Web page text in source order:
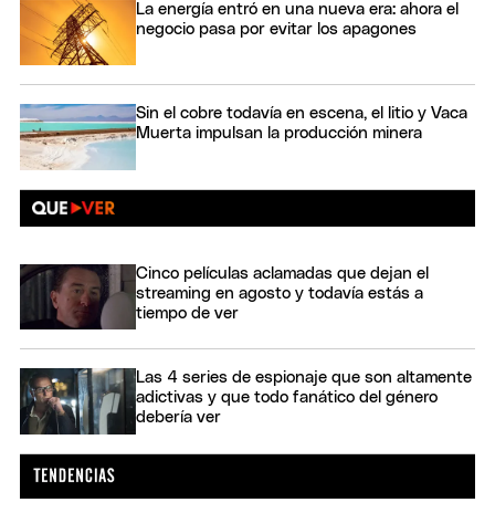
La energía entró en una nueva era: ahora el
negocio pasa por evitar los apagones
Sin el cobre todavía en escena, el litio y Vaca
Muerta impulsan la producción minera
Cinco películas aclamadas que dejan el
streaming en agosto y todavía estás a
tiempo de ver
Las 4 series de espionaje que son altamente
adictivas y que todo fanático del género
debería ver